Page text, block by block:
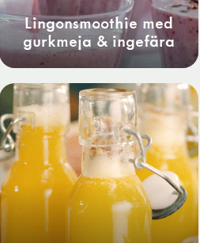
Lingonsmoothie med
gurkmeja & ingefära